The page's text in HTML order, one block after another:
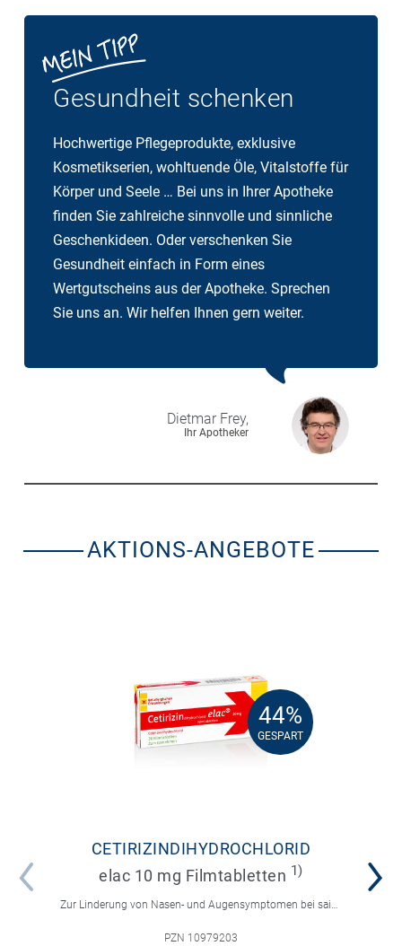
Gesundheit schenken
Hochwertige Pflegeprodukte, exklusive
Kosmetikserien, wohltuende Öle, Vitalstoffe für
Körper und Seele … Bei uns in Ihrer Apotheke
finden Sie zahlreiche sinnvolle und sinnliche
Geschenkideen. Oder verschenken Sie
Gesundheit einfach in Form eines
Wertgutscheins aus der Apotheke. Sprechen
Sie uns an. Wir helfen Ihnen gern weiter.
Dietmar Frey,
Ihr Apotheker
AKTIONS-ANGEBOTE
44%
GESPART
44%
GESPART
CETIRIZINDIHYDROCHLORID
elac 10 mg Filmtabletten 1)
Zur Linderung von Nasen- und Augensymptomen bei saisonaler und ganzjähriger allergischer Rhinitis sowie zur Linderung von chronischer Nesselsucht.
PZN 10979203